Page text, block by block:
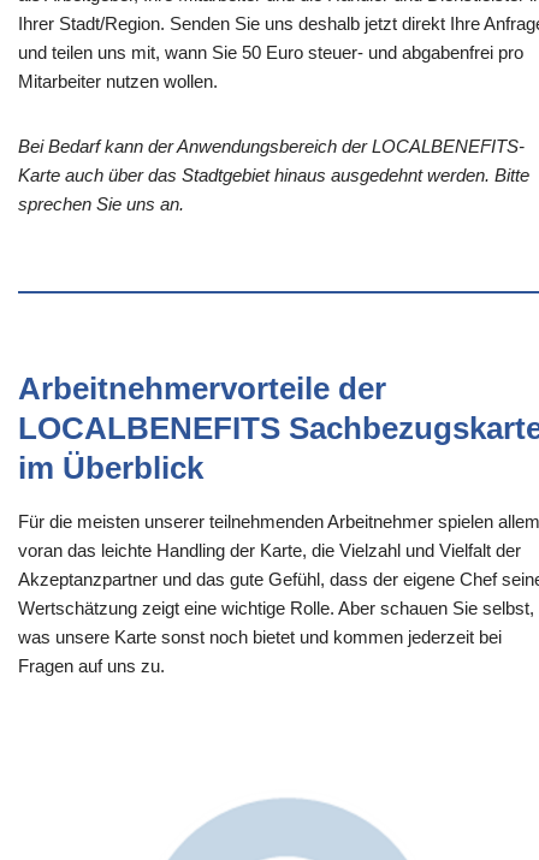
Ihrer Stadt/Region. Senden Sie uns deshalb jetzt direkt Ihre
und teilen uns mit, wann Sie 50 Euro steuer- und abgabenfrei pro
Mitarbeiter nutzen wollen.
Bei Bedarf kann der Anwendungsbereich der LOCALBENEFITS-
Karte auch über das Stadtgebiet hinaus ausgedehnt werden. Bitte
sprechen Sie uns an.
Arbeitnehmervorteile der
LOCALBENEFITS
im Überblick
Für die meisten unserer teilnehmenden Arbeitnehmer spielen allem
voran das leichte Handling der Karte, die Vielzahl und Vielfalt der
Akzeptanzpartner und das gute Gefühl, dass der eigene Chef
Wertschätzung zeigt eine wichtige Rolle. Aber schauen Sie selbst,
was unsere Karte sonst noch bietet und kommen jederzeit bei
Fragen auf uns zu.